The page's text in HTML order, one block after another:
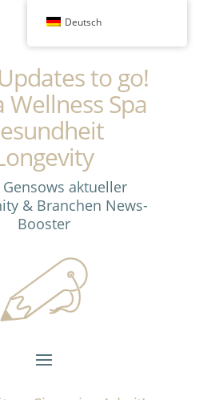
to go!
Wellness Spa
Gensows aktueller
& Branchen News-
Booster
Deutsch